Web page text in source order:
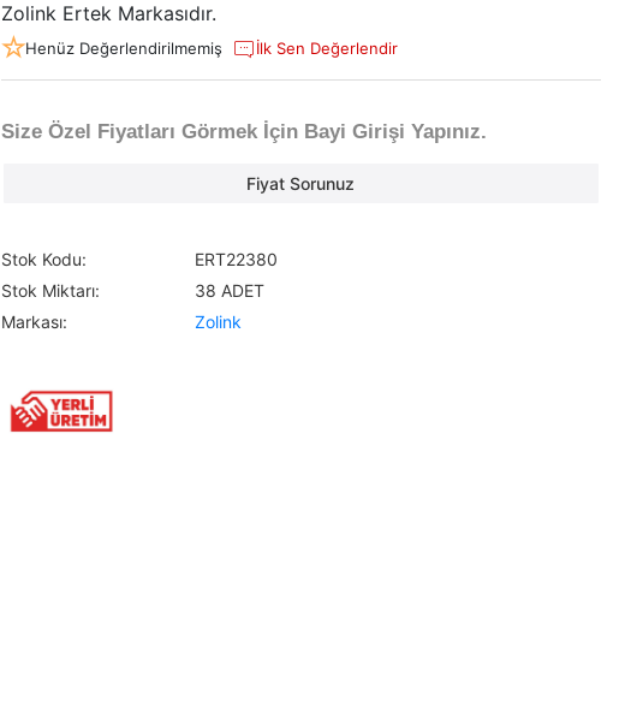
Zolink Ertek Markasıdır.
Henüz Değerlendirilmemiş İlk Sen Değerlendir
Size Özel Fiyatları Görmek İçin Bayi Girişi Yapınız.
Fiyat Sorunuz
Stok Kodu:
ERT22380
Stok Miktarı:
38 ADET
Markası:
Zolink